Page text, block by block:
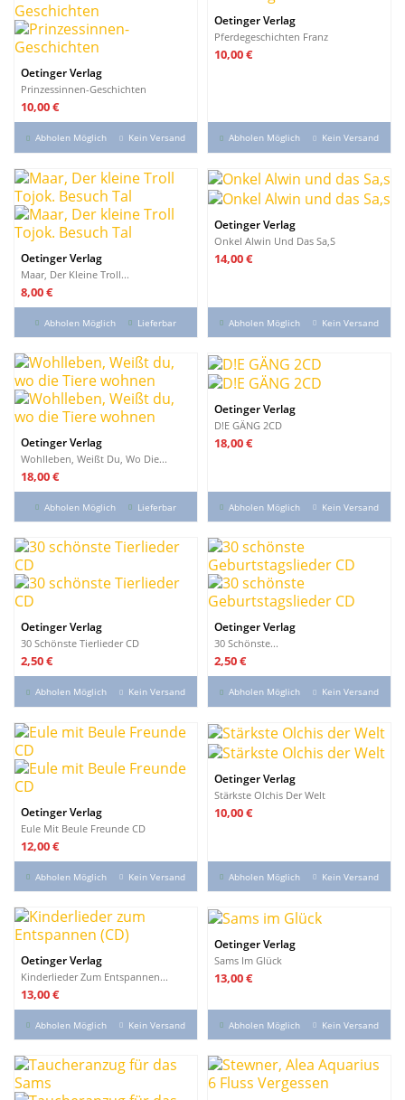
Oetinger Verlag
Prinzessinnen-Geschichten
Preis
10,00 €
Abholen Möglich Kein Versand
Oetinger Verlag
Pferdegeschichten Franz
Preis
10,00 €
Abholen Möglich Kein Versand
Oetinger Verlag
Maar, Der Kleine Troll...
Preis
8,00 €
Abholen Möglich Lieferbar
Oetinger Verlag
Onkel Alwin Und Das Sa,s
Preis
14,00 €
Abholen Möglich Kein Versand
Oetinger Verlag
Wohlleben, Weißt Du, Wo Die...
Preis
18,00 €
Abholen Möglich Lieferbar
Oetinger Verlag
D!E GÄNG 2CD
Preis
18,00 €
Abholen Möglich Kein Versand
Oetinger Verlag
30 Schönste Tierlieder CD
Preis
2,50 €
Abholen Möglich Kein Versand
Oetinger Verlag
30 Schönste...
Preis
2,50 €
Abholen Möglich Kein Versand
Oetinger Verlag
Eule Mit Beule Freunde CD
Preis
12,00 €
Abholen Möglich Kein Versand
Oetinger Verlag
Stärkste Olchis Der Welt
Preis
10,00 €
Abholen Möglich Kein Versand
Oetinger Verlag
Kinderlieder Zum Entspannen...
Preis
13,00 €
Abholen Möglich Kein Versand
Oetinger Verlag
Sams Im Glück
Preis
13,00 €
Abholen Möglich Kein Versand